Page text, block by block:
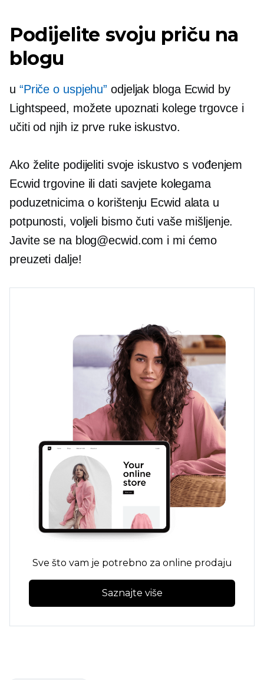
Podijelite svoju priču na
blogu
u “Priče o uspjehu” odjeljak bloga Ecwid by
Lightspeed, možete upoznati kolege trgovce i
učiti od njih iz prve rukeiskustvo.
Ako želite podijeliti svoje iskustvo s vođenjem
Ecwid trgovine ili dati savjete kolegama
poduzetnicima o korištenju Ecwid alata u
potpunosti, voljeli bismo čuti vaše mišljenje.
Javite se na blog@ecwid.com i mi ćemo
preuzeti dalje!
Sve što vam je potrebno za online prodaju
Saznajte više